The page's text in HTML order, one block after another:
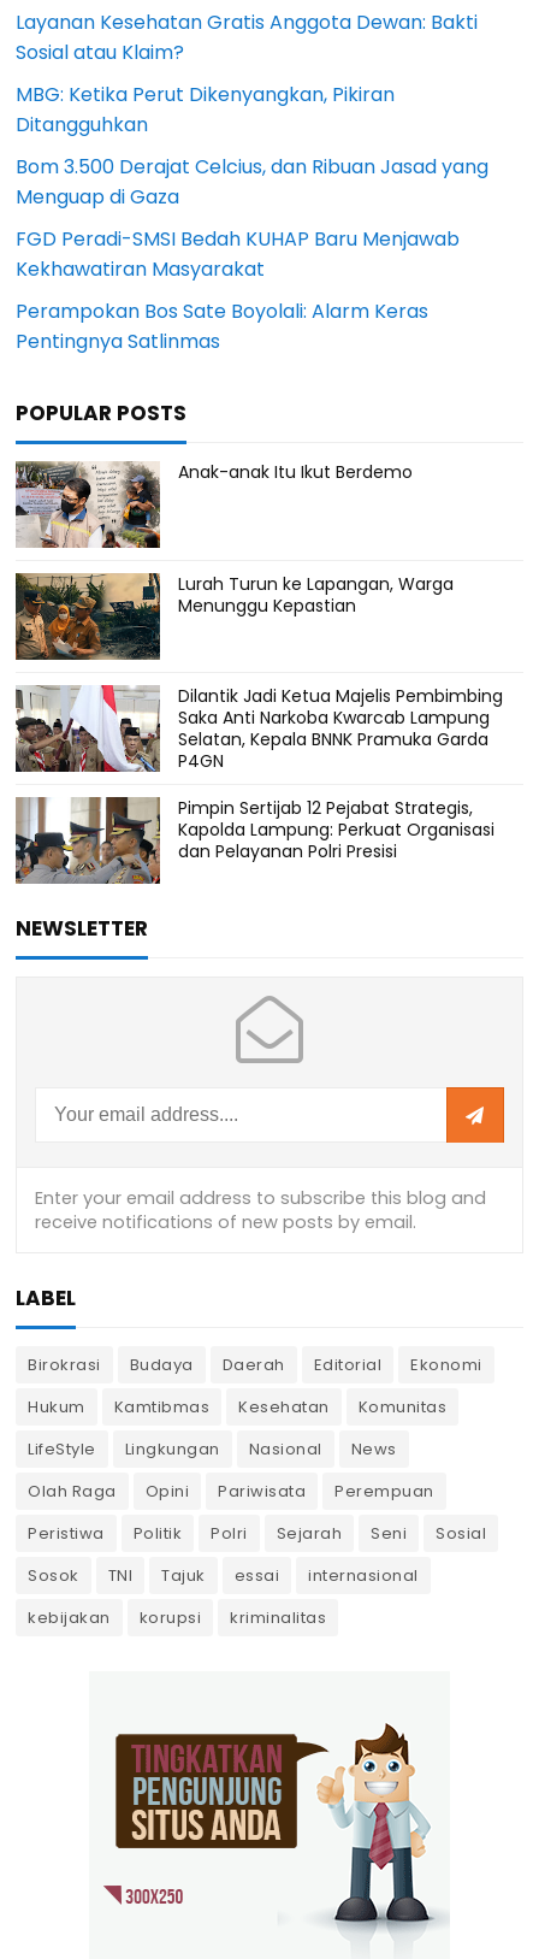
Layanan Kesehatan Gratis Anggota Dewan: Bakti
Sosial atau Klaim?
MBG: Ketika Perut Dikenyangkan, Pikiran
Ditangguhkan
Bom 3.500 Derajat Celcius, dan Ribuan Jasad yang
Menguap di Gaza
FGD Peradi-SMSI Bedah KUHAP Baru Menjawab
Kekhawatiran Masyarakat
Perampokan Bos Sate Boyolali: Alarm Keras
Pentingnya Satlinmas
POPULAR POSTS
Anak-anak Itu Ikut Berdemo
Lurah Turun ke Lapangan, Warga
Menunggu Kepastian
Dilantik Jadi Ketua Majelis Pembimbing
Saka Anti Narkoba Kwarcab Lampung
Selatan, Kepala BNNK Pramuka Garda
P4GN
Pimpin Sertijab 12 Pejabat Strategis,
Kapolda Lampung: Perkuat Organisasi
dan Pelayanan Polri Presisi
NEWSLETTER
LABEL
Birokrasi Budaya Daerah Editorial
Ekonomi
Hukum
Kamtibmas Kesehatan
Komunitas
LifeStyle
Lingkungan Nasional
News
Olah Raga
Opini Pariwisata
Perempuan
Peristiwa
Politik Polri Sejarah Seni
Sosial
Sosok
TNI Tajuk essai
internasional
kebijakan
korupsi kriminalitas